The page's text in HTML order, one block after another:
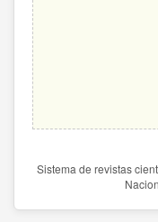
Sistema de revistas